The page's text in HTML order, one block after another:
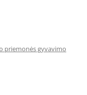
priemonės gyvavimo